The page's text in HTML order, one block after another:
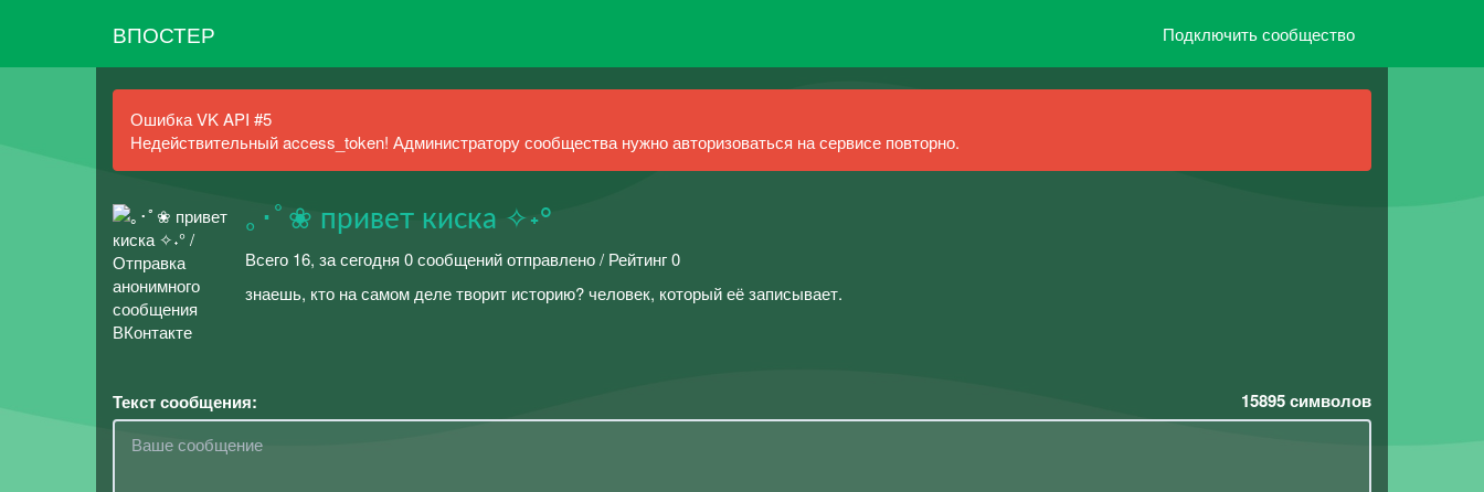
ВПОСТЕР Подключить сообщество
Ошибка VK API #5
Недействительный access_token! Администратору сообщества нужно авторизоваться на сервисе повторно.
｡･ﾟ❀ привет киска ✧˖°
Всего 16, за сегодня 0 сообщений отправлено / Рейтинг 0
знаешь, кто на самом деле творит историю? человек, который её записывает.
Текст сообщения: 15895символов